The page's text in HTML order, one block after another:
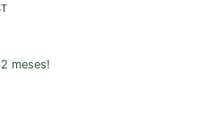
meses!